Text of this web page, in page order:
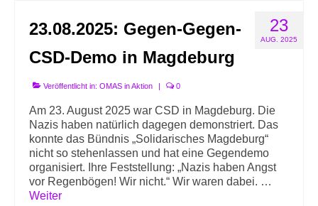
23
AUG. 2025
23.08.2025: Gegen-Gegen-
CSD-Demo in Magdeburg
Veröffentlicht in: OMAS in Aktion | 0
Am 23. August 2025 war CSD in Magdeburg. Die
Nazis haben natürlich dagegen demonstriert. Das
konnte das Bündnis „Solidarisches Magdeburg“
nicht so stehenlassen und hat eine Gegendemo
organisiert. Ihre Feststellung: „Nazis haben Angst
vor Regenbögen! Wir nicht.“ Wir waren dabei. …
Weiter